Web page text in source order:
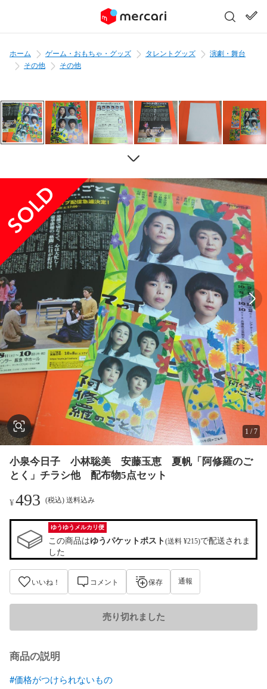
ホーム ゲーム・おもちゃ・グッズ タレントグッズ
演劇・舞台
その他
その他
1 /7
小泉今日子 小林聡美 安藤玉恵 夏帆「阿修羅のご
とく」チラシ他 配布物5点セット
¥493 (税込) 送料込み
ゆうゆうメルカリ便
この商品はゆうパケットポスト(送料 ¥215)で配送されま
した
いいね！ コメント 保存 通報
売り切れました
商品の説明
#価格がつけられないもの